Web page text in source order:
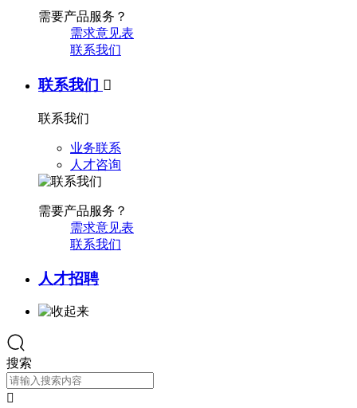
需要产品服务？
需求意见表
联系我们
联系我们 
联系我们
业务联系
人才咨询
需要产品服务？
需求意见表
联系我们
人才招聘
搜索
